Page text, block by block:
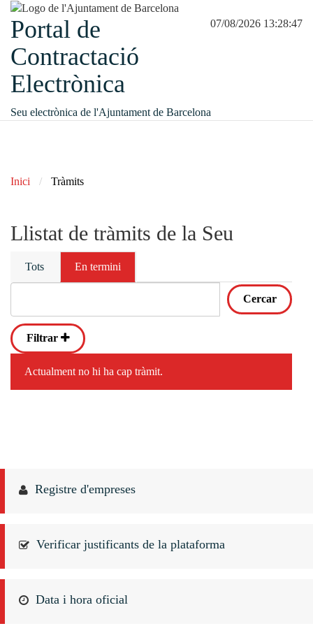
07/08/2026 13:28:47
Portal de
Contractació
Electrònica
Seu electrònica de l'Ajuntament de Barcelona
Inici Tràmits
Llistat de tràmits de la Seu
Tots En termini
Filtrar
Actualment no hi ha cap tràmit.
Registre d'empreses
Verificar justificants de la plataforma
Data i hora oficial